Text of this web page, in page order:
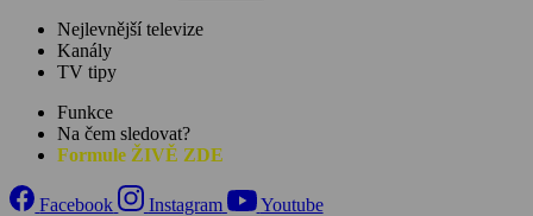
Nejlevnější televize
Kanály
TV tipy
Funkce
Na čem sledovat?
Formule ŽIVĚ ZDE
Facebook Instagram
Youtube